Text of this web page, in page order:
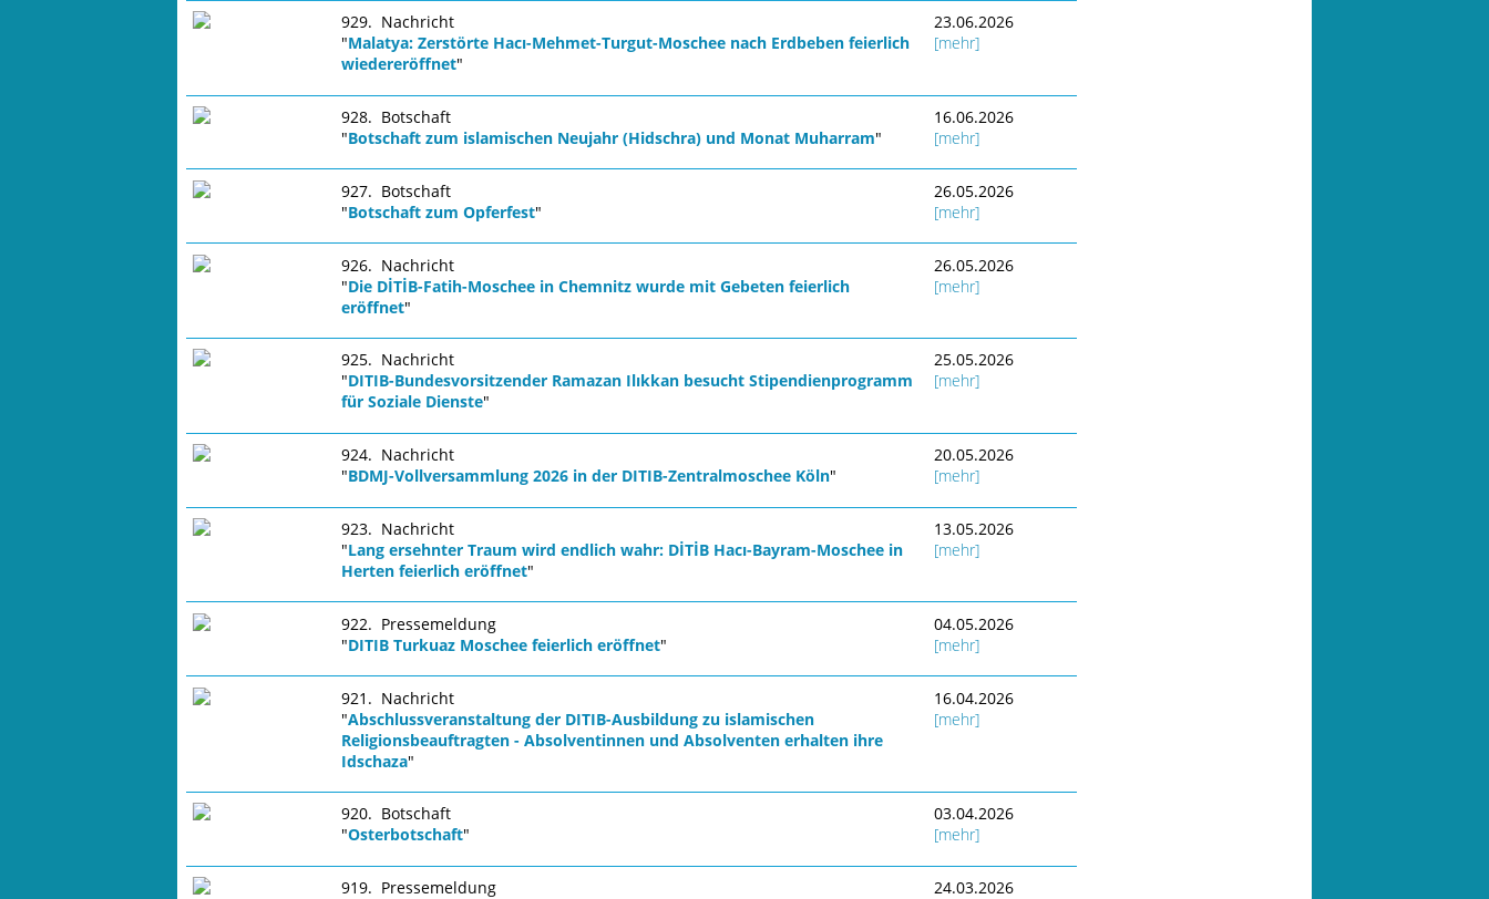
929. Nachricht
"Malatya: Zerstörte Hacı-Mehmet-Turgut-Moschee nach Erdbeben feierlich
wiedereröffnet"
23.06.2026
[mehr]
928. Botschaft
"Botschaft zum islamischen Neujahr (Hidschra) und Monat Muharram"
16.06.2026
[mehr]
927. Botschaft
"Botschaft zum Opferfest"
26.05.2026
[mehr]
926. Nachricht
"Die DİTİB-Fatih-Moschee in Chemnitz wurde mit Gebeten feierlich
eröffnet"
26.05.2026
[mehr]
925. Nachricht
"DITIB-Bundesvorsitzender Ramazan Ilıkkan besucht Stipendienprogramm
für Soziale Dienste"
25.05.2026
[mehr]
924. Nachricht
"BDMJ-Vollversammlung 2026 in der DITIB-Zentralmoschee Köln"
20.05.2026
[mehr]
923. Nachricht
"Lang ersehnter Traum wird endlich wahr: DİTİB Hacı-Bayram-Moschee in
Herten feierlich eröffnet"
13.05.2026
[mehr]
922. Pressemeldung
"DITIB Turkuaz Moschee feierlich eröffnet"
04.05.2026
[mehr]
921. Nachricht
"Abschlussveranstaltung der DITIB-Ausbildung zu islamischen
Religionsbeauftragten - Absolventinnen und Absolventen erhalten ihre
Idschaza"
16.04.2026
[mehr]
920. Botschaft
"Osterbotschaft"
03.04.2026
[mehr]
919. Pressemeldung
24.03.2026